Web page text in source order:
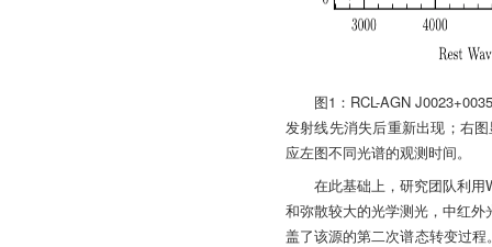
图1：RCL-AGN
发射线先消失后重新出现；右
应左图不同光谱的观测时间。
在此基础上，研究团队利
和弥散较大的光学测光，中红
盖了该源的第二次谱态转变过